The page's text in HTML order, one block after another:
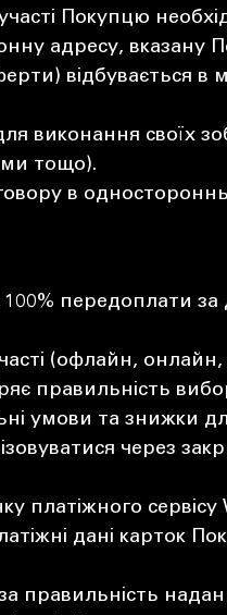
Покупцю
адресу, вказану
відбувається
виконання своїх
тощо).
в
передоплати за
(офлайн,
правильність
умови та знижки
через
платіжного
дані карток
за правильність